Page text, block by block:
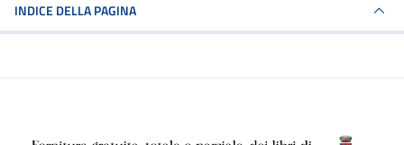
INDICE DELLA PAGINA